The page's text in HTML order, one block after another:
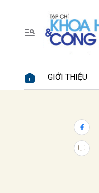
GIỚI THIỆU